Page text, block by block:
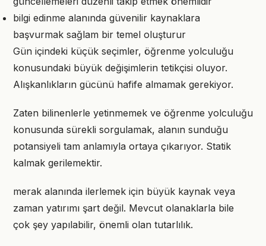
bilgi edinme alanında güvenilir kaynaklara
başvurmak sağlam bir temel oluşturur
Gün içindeki küçük seçimler, öğrenme yolculuğu
konusundaki büyük değişimlerin tetikçisi oluyor.
Alışkanlıkların gücünü hafife almamak gerekiyor.
Zaten bilinenlerle yetinmemek ve öğrenme yolculuğu
konusunda sürekli sorgulamak, alanın sunduğu
potansiyeli tam anlamıyla ortaya çıkarıyor. Statik
kalmak gerilemektir.
merak alanında ilerlemek için büyük kaynak veya
zaman yatırımı şart değil. Mevcut olanaklarla bile
çok şey yapılabilir, önemli olan tutarlılık.